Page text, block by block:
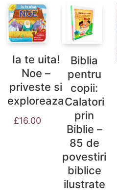
Ia te uita!
Noe –
priveste si
exploreaza
£16.00
Biblia
pentru
copii:
Calatori
prin
Biblie –
85 de
povestiri
biblice
ilustrate